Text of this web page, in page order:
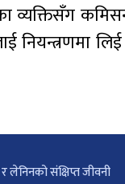
व्यक्तिसँग
नियन्त्रणमा
लेनिनको संक्षिप्त जीवनी